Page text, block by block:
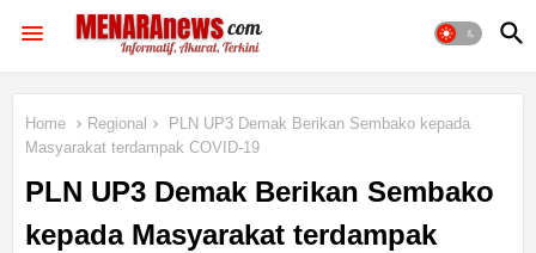
Home Regional
PLN UP3 Demak Berikan Sembako kepada
Masyarakat terdampak COVID-19
PLN UP3 Demak Berikan Sembako
kepada Masyarakat terdampak